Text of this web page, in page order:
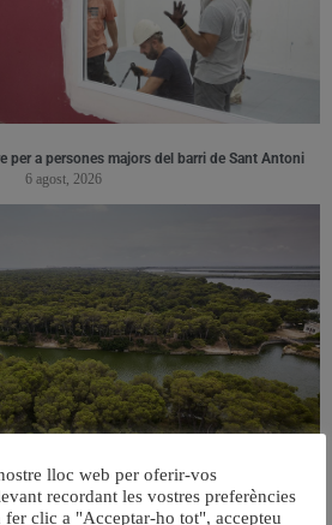
per a persones majors del barri de Sant Antoni
6 agost, 2026
litres de residus de la Devesa durant el mes de
juliol
lloc web per oferir-vos
recordant les vostres preferències
fer clic a "Acceptar-ho tot", accepteu